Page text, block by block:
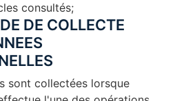
consultés;
DE COLLECTE
sont collectées lorsque